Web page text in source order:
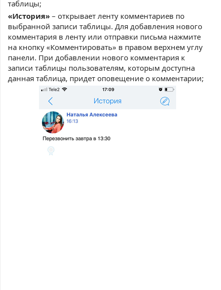
таблицы;
«История» – открывает ленту комментариев по
выбранной записи таблицы. Для добавления нового
комментария в ленту или отправки письма нажмите
на кнопку «Комментировать» в правом верхнем углу
панели. При добавлении нового комментария к
записи таблицы пользователям, которым доступна
данная таблица, придет оповещение о комментарии;